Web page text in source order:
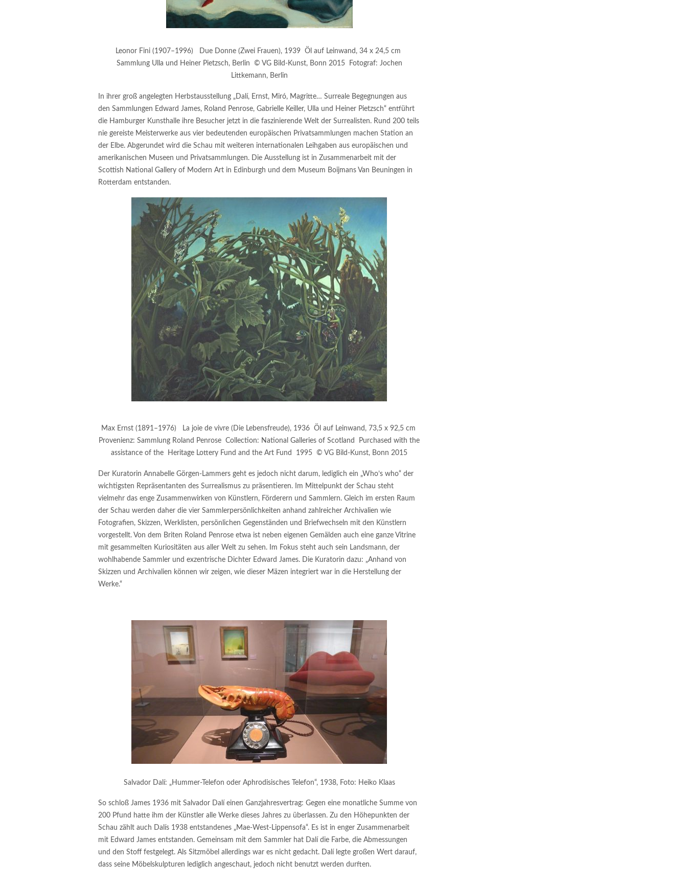
Leonor Fini (1907–1996) Due Donne (Zwei Frauen), 1939 Öl auf Leinwand, 34 x 24,5 cm
Sammlung Ulla und Heiner Pietzsch, Berlin © VG Bild-Kunst, Bonn 2015 Fotograf: Jochen
Littkemann, Berlin
In ihrer groß angelegten Herbstausstellung „Dalí, Ernst, Miró, Magritte… Surreale Begegnungen aus
den Sammlungen Edward James, Roland Penrose, Gabrielle Keiller, Ulla und Heiner Pietzsch“ entführt
die Hamburger Kunsthalle ihre Besucher jetzt in die faszinierende Welt der Surrealisten. Rund 200 teils
nie gereiste Meisterwerke aus vier bedeutenden europäischen Privatsammlungen machen Station an
der Elbe. Abgerundet wird die Schau mit weiteren internationalen Leihgaben aus europäischen und
amerikanischen Museen und Privatsammlungen. Die Ausstellung ist in Zusammenarbeit mit der
Scottish National Gallery of Modern Art in Edinburgh und dem Museum Boijmans Van Beuningen in
Rotterdam entstanden.
Max Ernst (1891–1976) La joie de vivre (Die Lebensfreude), 1936 Öl auf Leinwand, 73,5 x 92,5 cm
Provenienz: Sammlung Roland Penrose Collection: National Galleries of Scotland Purchased with the
assistance of the Heritage Lottery Fund and the Art Fund 1995 © VG Bild-Kunst, Bonn 2015
Der Kuratorin Annabelle Görgen-Lammers geht es jedoch nicht darum, lediglich ein „Who’s who“ der
wichtigsten Repräsentanten des Surrealismus zu präsentieren. Im Mittelpunkt der Schau steht
vielmehr das enge Zusammenwirken von Künstlern, Förderern und Sammlern. Gleich im ersten Raum
der Schau werden daher die vier Sammlerpersönlichkeiten anhand zahlreicher Archivalien wie
Fotografien, Skizzen, Werklisten, persönlichen Gegenständen und Briefwechseln mit den Künstlern
vorgestellt. Von dem Briten Roland Penrose etwa ist neben eigenen Gemälden auch eine ganze Vitrine
mit gesammelten Kuriositäten aus aller Welt zu sehen. Im Fokus steht auch sein Landsmann, der
wohlhabende Sammler und exzentrische Dichter Edward James. Die Kuratorin dazu: „Anhand von
Skizzen und Archivalien können wir zeigen, wie dieser Mäzen integriert war in die Herstellung der
Werke.“
Salvador Dalí: „Hummer-Telefon oder Aphrodisisches Telefon“, 1938, Foto: Heiko Klaas
So schloß James 1936 mit Salvador Dalí einen Ganzjahresvertrag: Gegen eine monatliche Summe von
200 Pfund hatte ihm der Künstler alle Werke dieses Jahres zu überlassen. Zu den Höhepunkten der
Schau zählt auch Dalís 1938 entstandenes „Mae-West-Lippensofa“. Es ist in enger Zusammenarbeit
mit Edward James entstanden. Gemeinsam mit dem Sammler hat Dalí die Farbe, die Abmessungen
und den Stoff festgelegt. Als Sitzmöbel allerdings war es nicht gedacht. Dalí legte großen Wert darauf,
dass seine Möbelskulpturen lediglich angeschaut, jedoch nicht benutzt werden durften.